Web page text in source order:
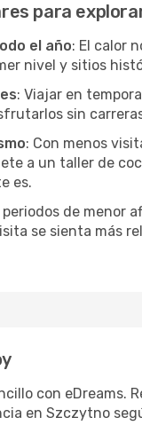
para
el año: El calor
nivel y sitios
: Viajar en
sin
: Con menos
a un taller de
es.
periodos de menor
se sienta más
con eDreams.
en Szczytno